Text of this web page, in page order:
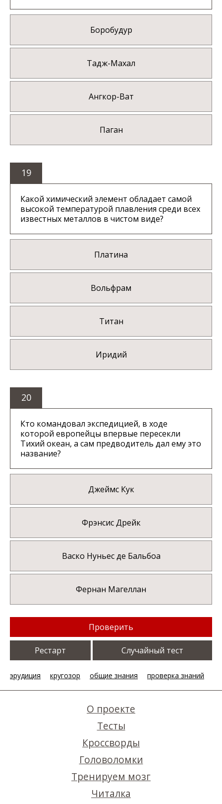
Боробудур
Тадж-Махал
Ангкор-Ват
Паган
19
Какой химический элемент обладает самой
высокой температурой плавления среди всех
известных металлов в чистом виде?
Платина
Вольфрам
Титан
Иридий
20
Кто командовал экспедицией, в ходе
которой европейцы впервые пересекли
Тихий океан, а сам предводитель дал ему это
название?
Джеймс Кук
Фрэнсис Дрейк
Васко Нуньес де Бальбоа
Фернан Магеллан
Проверить
Рестарт Случайный тест
эрудиция кругозор общие знания проверка знаний
О проекте
Тесты
Кроссворды
Головоломки
Тренируем мозг
Читалка